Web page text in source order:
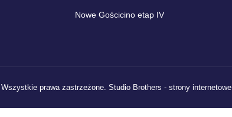
Nowe Gościcino etap IV
. Wszystkie prawa zastrzeżone. Studio Brothers - strony internetowe